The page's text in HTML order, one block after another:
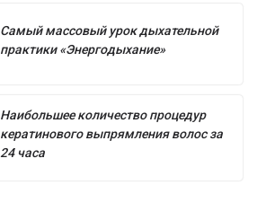
Самый массовый урок дыхательной
практики «Энергодыхание»
Наибольшее количество процедур
кератинового выпрямления волос за
24 часа